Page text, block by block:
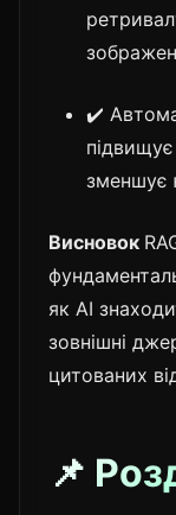
✔️
зменшує
Висновок
як AI
зовнішні
цитованих
📌